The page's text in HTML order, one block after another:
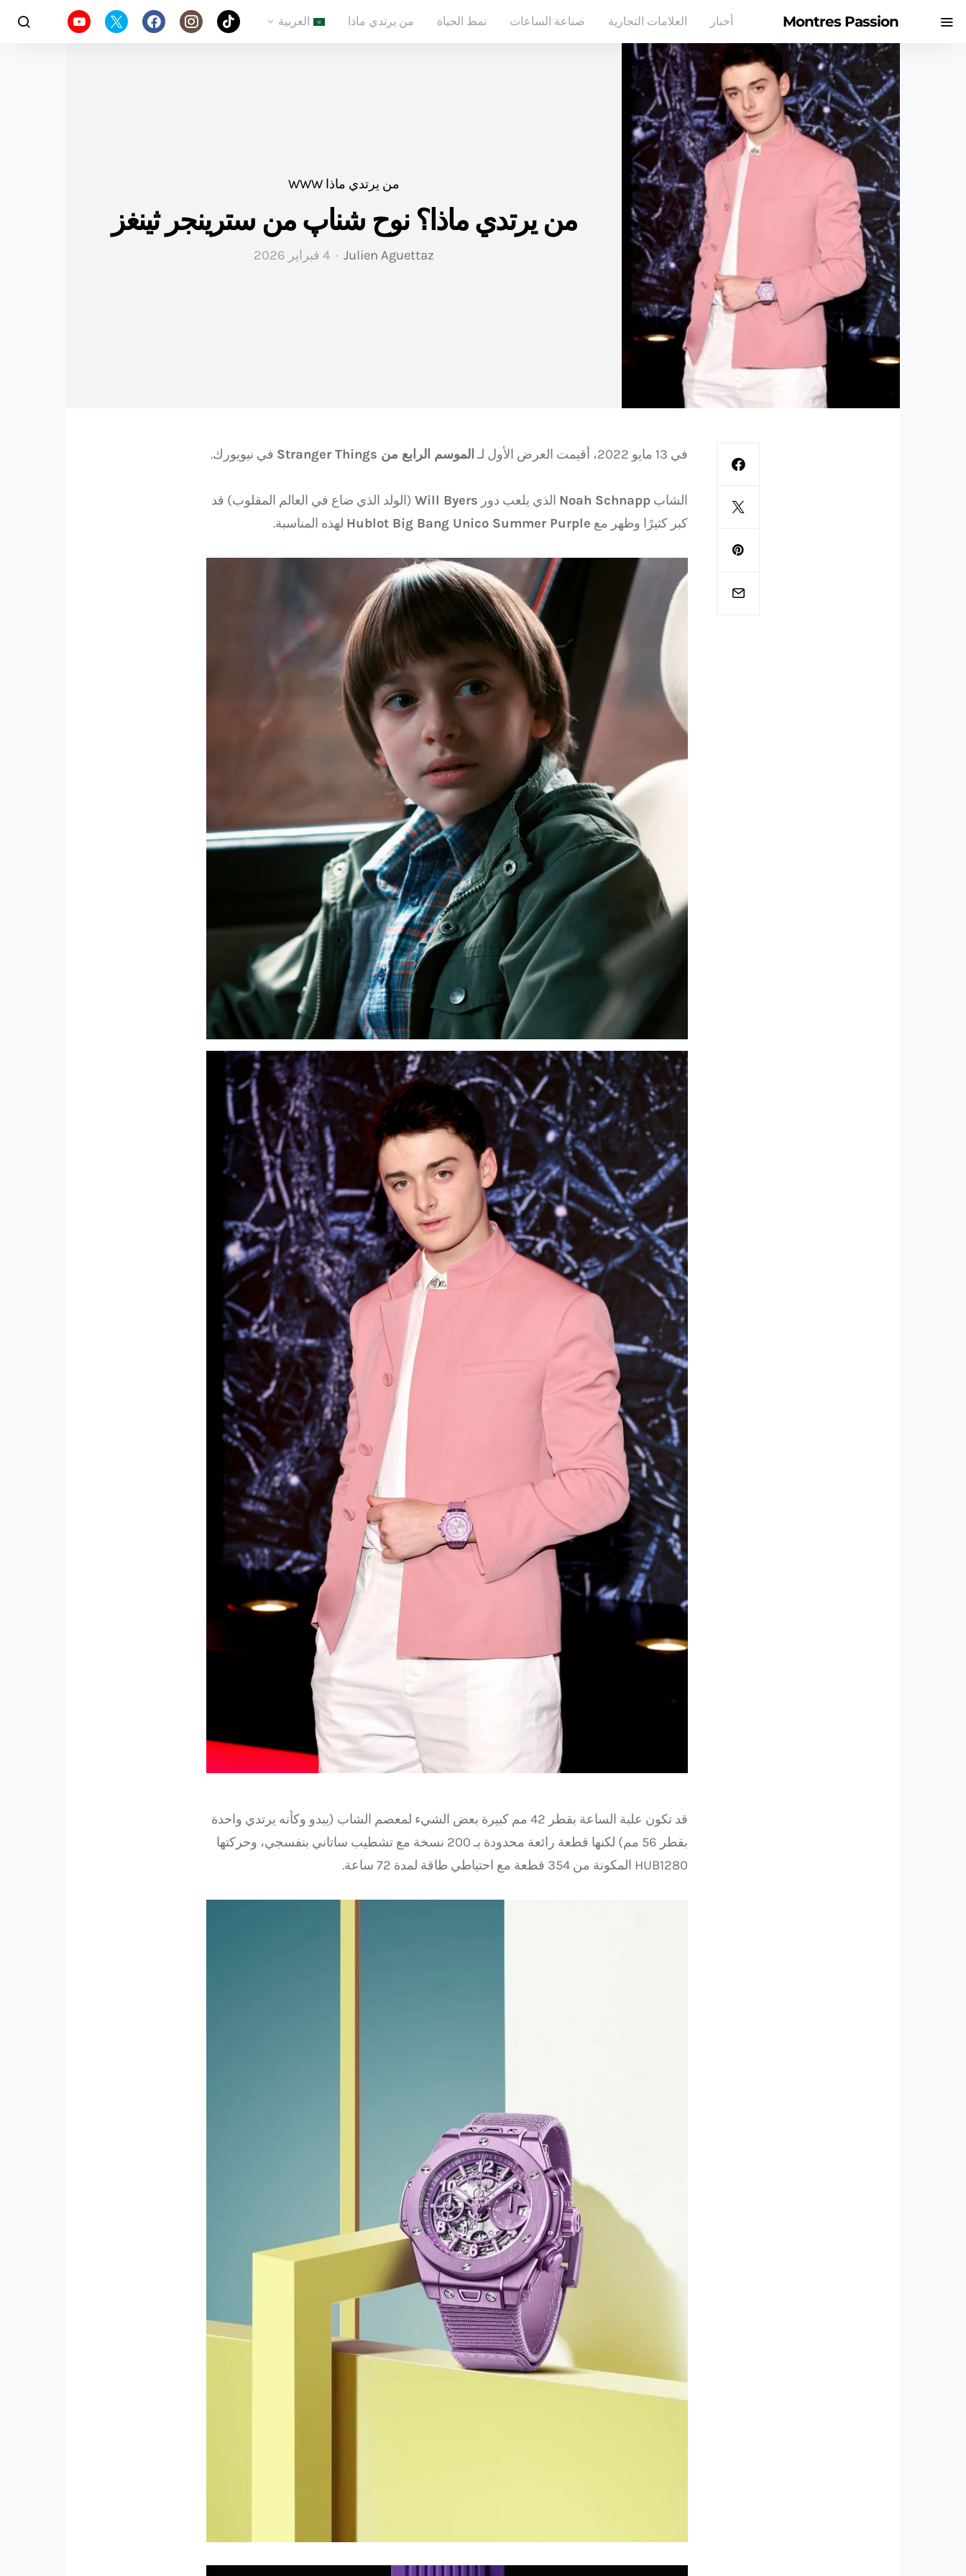
Montres Passion أخبار العلامات التجارية صناعة الساعات نمط الحياة من يرتدي ماذا العربية
من يرتدي ماذا WWW
من يرتدي ماذا؟ نوح شناپ من سترينجر ثينغز
Julien Aguettaz 4 فبراير 2026
في 13 مايو 2022، أقيمت العرض الأول لـ الموسم الرابع من Stranger Things في نيويورك.
الشاب Noah Schnapp الذي يلعب دور Will Byers (الولد الذي ضاع في العالم المقلوب) قد
كبر كثيرًا وظهر مع Hublot Big Bang Unico Summer Purple لهذه المناسبة.
قد تكون علبة الساعة بقطر 42 مم كبيرة بعض الشيء لمعصم الشاب (يبدو وكأنه يرتدي واحدة
بقطر 56 مم) لكنها قطعة رائعة محدودة بـ 200 نسخة مع تشطيب ساتاني بنفسجي، وحركتها
HUB1280 المكونة من 354 قطعة مع احتياطي طاقة لمدة 72 ساعة.